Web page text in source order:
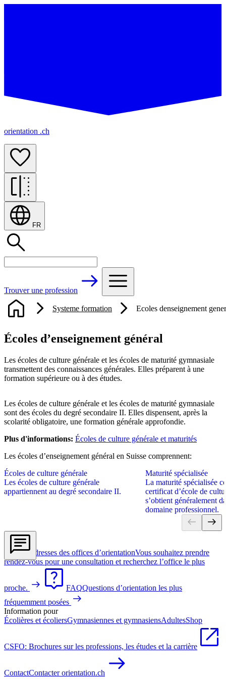
orientation .ch
FR
Trouver une profession
Systeme formation Ecoles denseignement
Écoles d’enseignement général
Les écoles de culture générale et les écoles de maturité gymnasiale
transmettent des connaissances générales. Elles préparent à une
formation supérieure ou à des études.
Les écoles de culture générale et les écoles de maturité gymnasiale
sont des écoles du degré secondaire II. Elles dispensent, après la
scolarité obligatoire, une formation générale approfondie.
Plus d'informations: Écoles de culture générale et maturités
Les écoles d’enseignement général en Suisse comprennent:
Écoles de culture générale
Les écoles de culture générale
appartiennent au degré secondaire II.
Maturité spécialisée
La maturité spécialisée
certificat d’école de
s’obtient généralement
domaine professionnel.
Adresses des offices d’orientationVous souhaitez prendre
rendez-vous pour une consultation et recherchez l’office le plus
proche. FAQQuestions d’orientation les plus
fréquemment posées
Information pour
Écolières et écoliersGymnasiennes et gymnasiensAdultesShop
CSFO: Brochures sur les professions, les études et la carrière
ContactContacter orientation.ch